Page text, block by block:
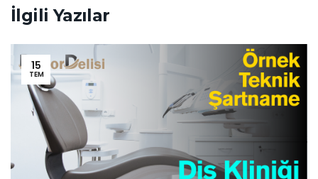
İlgili Yazılar
15
TEM